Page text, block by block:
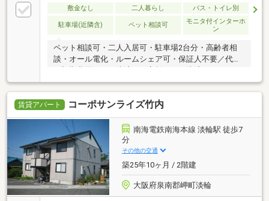
敷金なし 二人暮らし バス・トイレ別
駐車場(近隣含) ペット相談可
モニタ付インターホ
ン
ペット相談可・二人入居可・駐車場2台分・高齢者相
談・オール電化・ルームシェア可・保証人不要／代行
賃貸アパート コーポサンライズ竹内
南海電鉄南海本線 淡輪駅 徒歩7
分
その他の交通
築25年10ヶ月 / 2階建
大阪府泉南郡岬町淡輪